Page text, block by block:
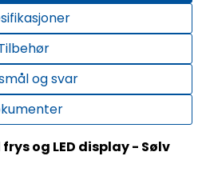
og svar
og LED display - Sølv